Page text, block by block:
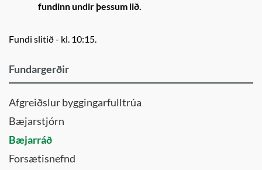
fundinn undir þessum lið.
Fundi slitið - kl. 10:15.
Fundargerðir
Afgreiðslur byggingarfulltrúa
Bæjarstjórn
Bæjarráð
Forsætisnefnd